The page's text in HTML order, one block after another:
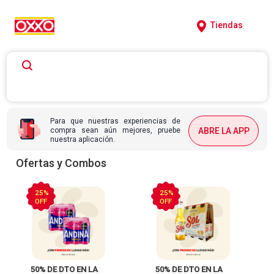
Tiendas
Para que nuestras experiencias de
compra sean aún mejores, pruebe
nuestra aplicación.
ABRE LA APP
Ofertas y Combos
25%
OFF
50% DE DTO EN LA
25%
OFF
50% DE DTO EN LA